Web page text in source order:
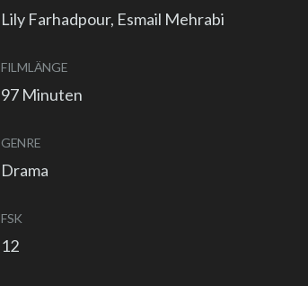
Lily Farhadpour, Esmail Mehrabi
FILMLÄNGE
97 Minuten
GENRE
Drama
FSK
12